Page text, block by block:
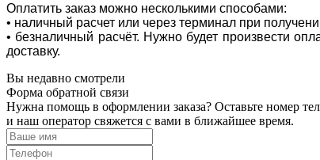
Оплатить заказ можно несколькими способами:
• наличный расчет или через терминал при
• безналичный расчёт. Нужно будет произвести
доставку.
Вы недавно смотрели
Форма обратной связи
Нужна помощь в оформлении заказа? Оставьте номер
и наш оператор свяжется с вами в ближайшее время.